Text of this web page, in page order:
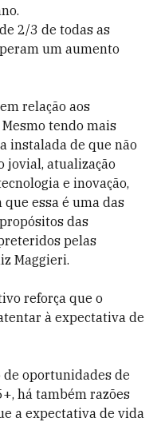
2/3 de todas as
um aumento
relação aos
tendo mais
instalada de que não
jovial, atualização
e inovação,
essa é uma das
das
pelas
Maggieri.
reforça que o
à expectativa de
de oportunidades de
há também razões
a expectativa de vida